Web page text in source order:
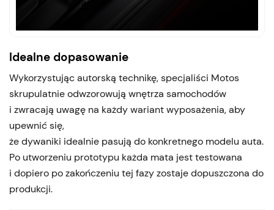
Idealne dopasowanie
Wykorzystując autorską technikę, specjaliści Motos
skrupulatnie odwzorowują wnętrza samochodów
i zwracają uwagę na każdy wariant wyposażenia, aby
upewnić się,
że dywaniki idealnie pasują do konkretnego modelu auta.
Po utworzeniu prototypu każda mata jest testowana
i dopiero po zakończeniu tej fazy zostaje dopuszczona do
produkcji.